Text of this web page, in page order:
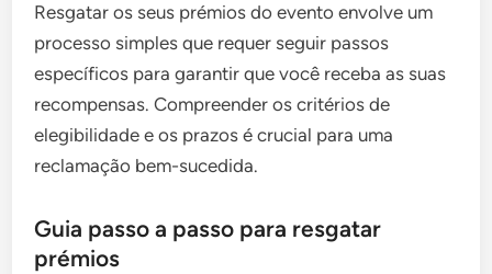
Resgatar os seus prémios do evento envolve um
processo simples que requer seguir passos
específicos para garantir que você receba as suas
recompensas. Compreender os critérios de
elegibilidade e os prazos é crucial para uma
reclamação bem-sucedida.
Guia passo a passo para resgatar
prémios